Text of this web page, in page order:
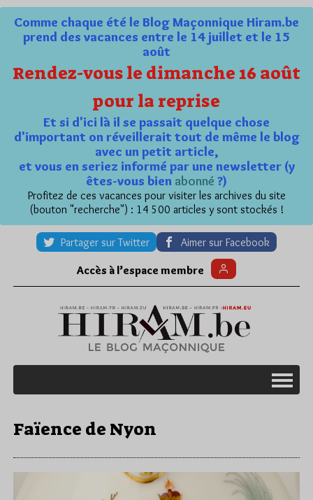
Comme chaque été le Blog Maçonnique Hiram.be
prend des vacances entre le 14 juillet et le 15
août
Rendez-vous le dimanche 16 août
pour la reprise
Et si d'ici là il se passait quelque chose
d'important on réveillerait tout de même le blog
avec un petit article,
et vous en seriez informé par une newsletter (y
êtes-vous bien abonné ?)
Profitez de ces vacances pour visiter les archives du site
(bouton "recherche") : 14 500 articles y sont stockés !
Partager sur Twitter Aimer sur Facebook
Accès à l’espace membre
Faïence de Nyon